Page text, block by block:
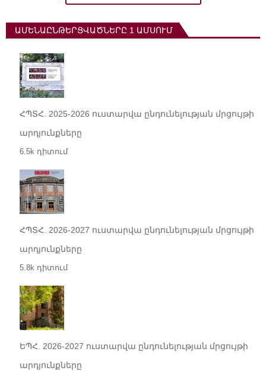
ԱՄԵՆԱԸՆԹԵՐՑՎԱԾՆԵՐԸ 1 ԱՄՍՈՒՄ
ՀՊՏՀ. 2025-2026 ուստարվա ընդունելության մրցույթի
արդյունքները
6.5k դիտում
ՀՊՏՀ. 2026-2027 ուստարվա ընդունելության մրցույթի
արդյունքները
5.8k դիտում
ԵՊՀ. 2026-2027 ուստարվա ընդունելության մրցույթի
արդյունքները